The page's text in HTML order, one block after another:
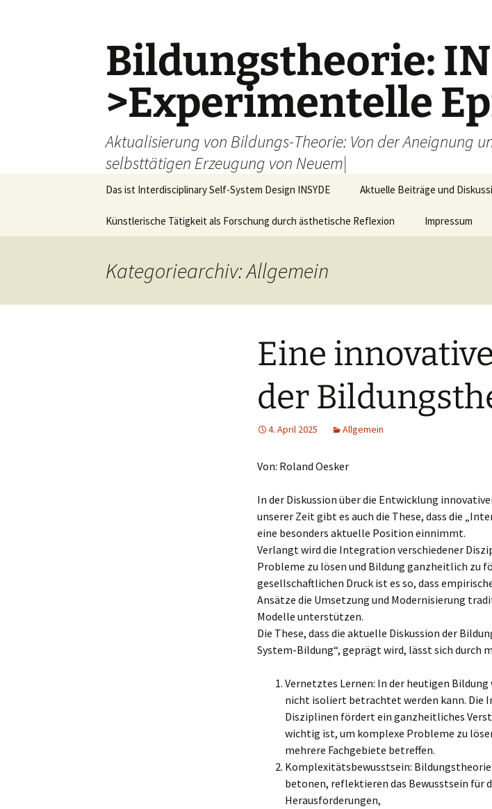
Bildungstheorie:
>Experimentelle
Aktualisierung von Bildungs-Theorie: Von der Aneignung
selbsttätigen Erzeugung von Neuem|
Das ist Interdisciplinary Self-System Design INSYDE Aktuelle Beiträge und
Künstlerische Tätigkeit als Forschung durch ästhetische Reflexion Impressum
Kategoriearchiv: Allgemein
Eine
der
4. April 2025 Allgemein
Von: Roland Oesker
In der Diskussion über die Entwicklung
unserer Zeit gibt es auch die These, dass die
eine besonders aktuelle Position einnimmt.
Verlangt wird die Integration verschiedener
Probleme zu lösen und Bildung ganzheitlich zu
gesellschaftlichen Druck ist es so, dass
Ansätze die Umsetzung und Modernisierung
Modelle unterstützen.
Die These, dass die aktuelle Diskussion der
System-Bildung“, geprägt wird, lässt sich durch
Vernetztes Lernen: In der heutigen
nicht isoliert betrachtet werden kann. Die
Disziplinen fördert ein ganzheitliches
wichtig ist, um komplexe Probleme zu
mehrere Fachgebiete betreffen.
Komplexitätsbewusstsein:
betonen, reflektieren das Bewusstsein für
Herausforderungen,